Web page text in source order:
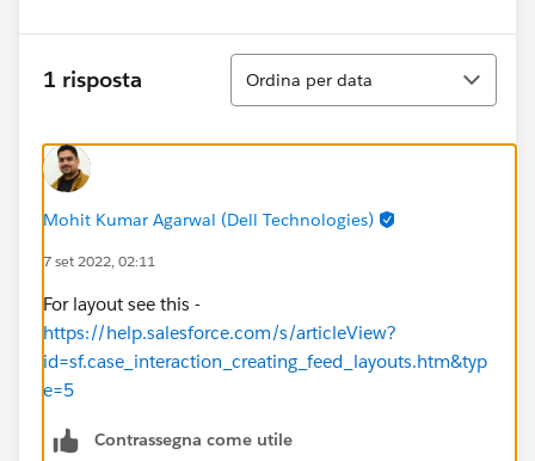
1 risposta
Ordina
Ordina per data
Mohit Kumar Agarwal (Dell Technologies)
7 set 2022, 02:11
For layout see this -
https://help.salesforce.com/s/articleView?
id=sf.case_interaction_creating_feed_layouts.htm&typ
e=5
Contrassegna come utile